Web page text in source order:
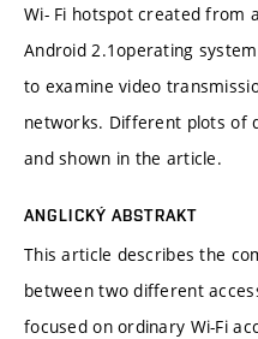
Wi- Fi hotspot created from
Android 2.1operating
to examine video
networks. Different plots of
and shown in the article.
ANGLICKÝ ABSTRAKT
This article describes the
between two different
focused on ordinary Wi-Fi